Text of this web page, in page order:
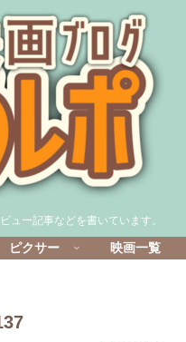
ュー記事などを書いています。
ピクサー 映画一覧